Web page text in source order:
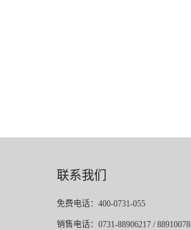
联系我们
免费电话：400-0731-055
销售电话：0731-88906217 / 88910078